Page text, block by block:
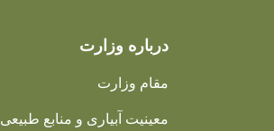
درباره وزارت
مقام وزارت
معینیت آبیاری و منابع طبیعی